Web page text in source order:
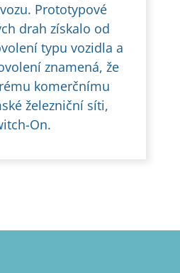
Prototypové
drah získalo od
typu vozidla a
znamená, že
komerčnímu
železniční síti,
On.